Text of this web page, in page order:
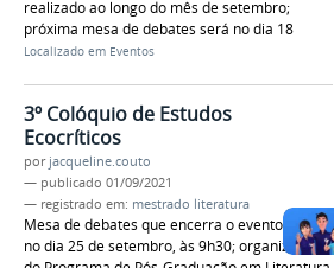
realizado ao longo do mês de setembro;
próxima mesa de debates será no dia 18
Localizado em Eventos
3º Colóquio de Estudos
Ecocríticos
por jacqueline.couto
— publicado 01/09/2021
— registrado em: mestrado literatura
Mesa de debates que encerra o evento será
no dia 25 de setembro, às 9h30; organização é